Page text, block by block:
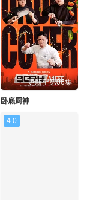
更新至第06集
卧底厨神
4.0